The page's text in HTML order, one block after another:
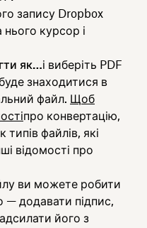
запису Dropbox
нього курсор і
як…і виберіть PDF
знаходитися в
файл. Щоб
про конвертацію,
файлів, які
відомості про
ви можете робити
— додавати підпис,
його з